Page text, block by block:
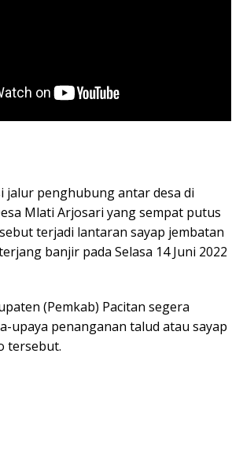
jalur penghubung antar desa di
Mlati Arjosari yang sempat putus
terjadi lantaran sayap jembatan
banjir pada Selasa 14 Juni 2022
(Pemkab) Pacitan segera
upaya penanganan talud atau sayap
tersebut.